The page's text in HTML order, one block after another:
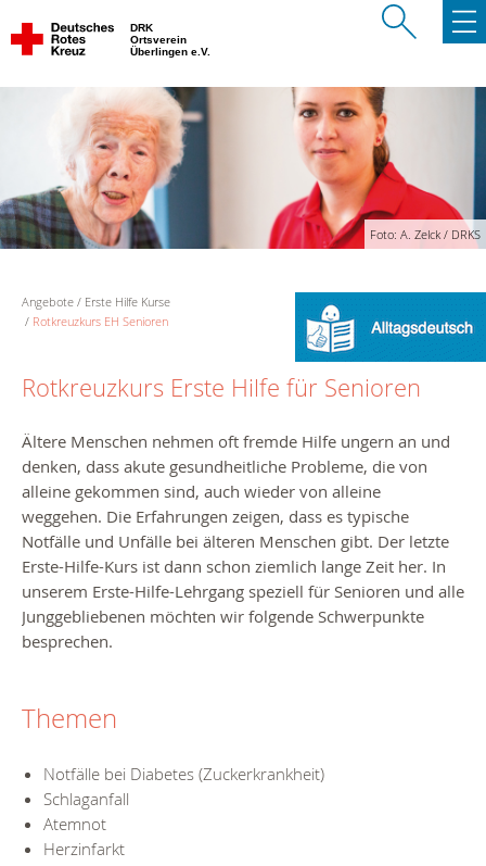
DRK
Ortsverein
Überlingen e.V.
Foto: A. Zelck / DRKS
Angebote
Erste Hilfe Kurse
Rotkreuzkurs EH Senioren
Rotkreuzkurs Erste Hilfe für Senioren
Ältere Menschen nehmen oft fremde Hilfe ungern an und
denken, dass akute gesundheitliche Probleme, die von
alleine gekommen sind, auch wieder von alleine
weggehen. Die Erfahrungen zeigen, dass es typische
Notfälle und Unfälle bei älteren Menschen gibt. Der letzte
Erste-Hilfe-Kurs ist dann schon ziemlich lange Zeit her. In
unserem Erste-Hilfe-Lehrgang speziell für Senioren und alle
Junggebliebenen möchten wir folgende Schwerpunkte
besprechen.
Themen
Notfälle bei Diabetes (Zuckerkrankheit)
Schlaganfall
Atemnot
Herzinfarkt